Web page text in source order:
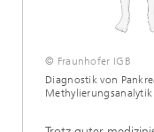
© Fraunhofer IGB
Diagnostik von